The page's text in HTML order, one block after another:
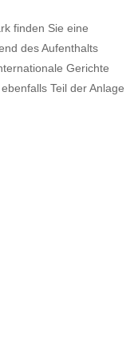
finden Sie eine
des Aufenthalts
Gerichte
Teil der Anlage